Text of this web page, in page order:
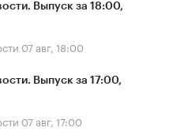
Выпуск за 18:00,
07 авг, 18:00
Выпуск за 17:00,
07 авг, 17:00